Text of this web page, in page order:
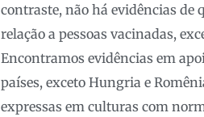
contraste, não há evidências
relação a pessoas vacinadas,
Encontramos evidências em
países, exceto Hungria e
expressas em culturas com